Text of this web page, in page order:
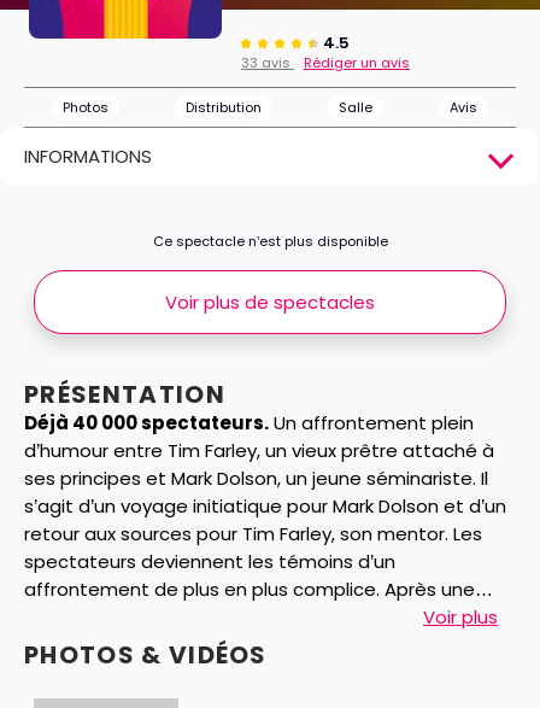
4.5
33 avis Rédiger un avis
Photos Distribution Salle Avis
INFORMATIONS
PRÉSENTATION
Déjà 40 000 spectateurs.Un affrontement plein
d’humour entre Tim Farley, un vieux prêtre attaché à
ses principes et Mark Dolson, un jeune séminariste. Il
s’agit d’un voyage initiatique pour Mark Dolson et d’un
retour aux sources pour Tim Farley, son mentor. Les
spectateurs deviennent les témoins d’un
affrontement de plus en plus complice. Après une
nomination aux oscars et un "Molière" en France, Jean
Piat triompha il y a 17 ans dans le chef d’œuvre de Bill
pour la première fois dans sa dernière version,
Voir plus
Ce spectacle n’est plus disponible
Voir plus de spectacles
PHOTOS & VIDÉOS